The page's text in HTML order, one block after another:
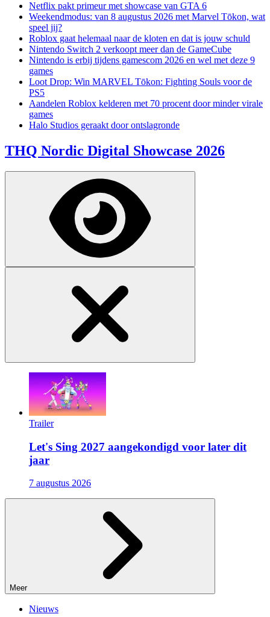
Netflix pakt primeur met showcase van GTA 6
Weekendmodus: van 8 augustus 2026 met Marvel Tōkon, wat
speel jij?
Roblox gaat helemaal naar de kloten en dat is jouw schuld
Nintendo Switch 2 verkoopt meer dan de GameCube
Nintendo is erbij tijdens gamescom 2026 en wel met deze 9
games
Loot Drop: Win MARVEL Tōkon: Fighting Souls voor de
PS5
Aandelen Roblox kelderen met 70 procent door minder virale
games
Halo Studios geraakt door ontslagronde
THQ Nordic Digital Showcase 2026
Trailer
Let's Sing 2027 aangekondigd voor later dit
jaar
7 augustus 2026
Meer
Nieuws